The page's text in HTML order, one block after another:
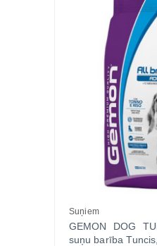
Izvēlies GEMON Maxi
sniedz savam sunim
Pasūti Zoopasaule.lv –
Suņiem
GEMON DOG
suņu barība